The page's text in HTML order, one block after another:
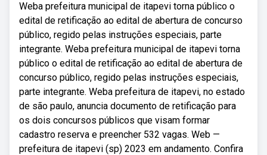
Weba prefeitura municipal de itapevi torna público o
edital de retificação ao edital de abertura de concurso
público, regido pelas instruções especiais, parte
integrante. Weba prefeitura municipal de itapevi torna
público o edital de retificação ao edital de abertura de
concurso público, regido pelas instruções especiais,
parte integrante. Weba prefeitura de itapevi, no estado
de são paulo, anuncia documento de retificação para
os dois concursos públicos que visam formar
cadastro reserva e preencher 532 vagas. Web —
prefeitura de itapevi (sp) 2023 em andamento. Confira